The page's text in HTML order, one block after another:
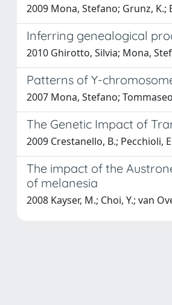
2009 Mona, Stefano; Grunz, K.;
Inferring genealogical
2010 Ghirotto, Silvia; Mona,
Patterns of Y-
2007 Mona, Stefano;
The Genetic Impact of
2009 Crestanello, B.; Pecchioli,
The impact of the
of melanesia
2008 Kayser, M.; Choi, Y.; van